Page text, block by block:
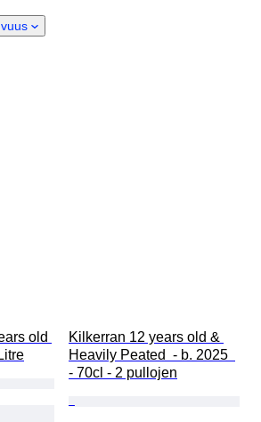
Tyylisuuntaus
old
Kilkerran 12 years old &
Heavily Peated  - b. 2025
- 70cl - 2 pullojen